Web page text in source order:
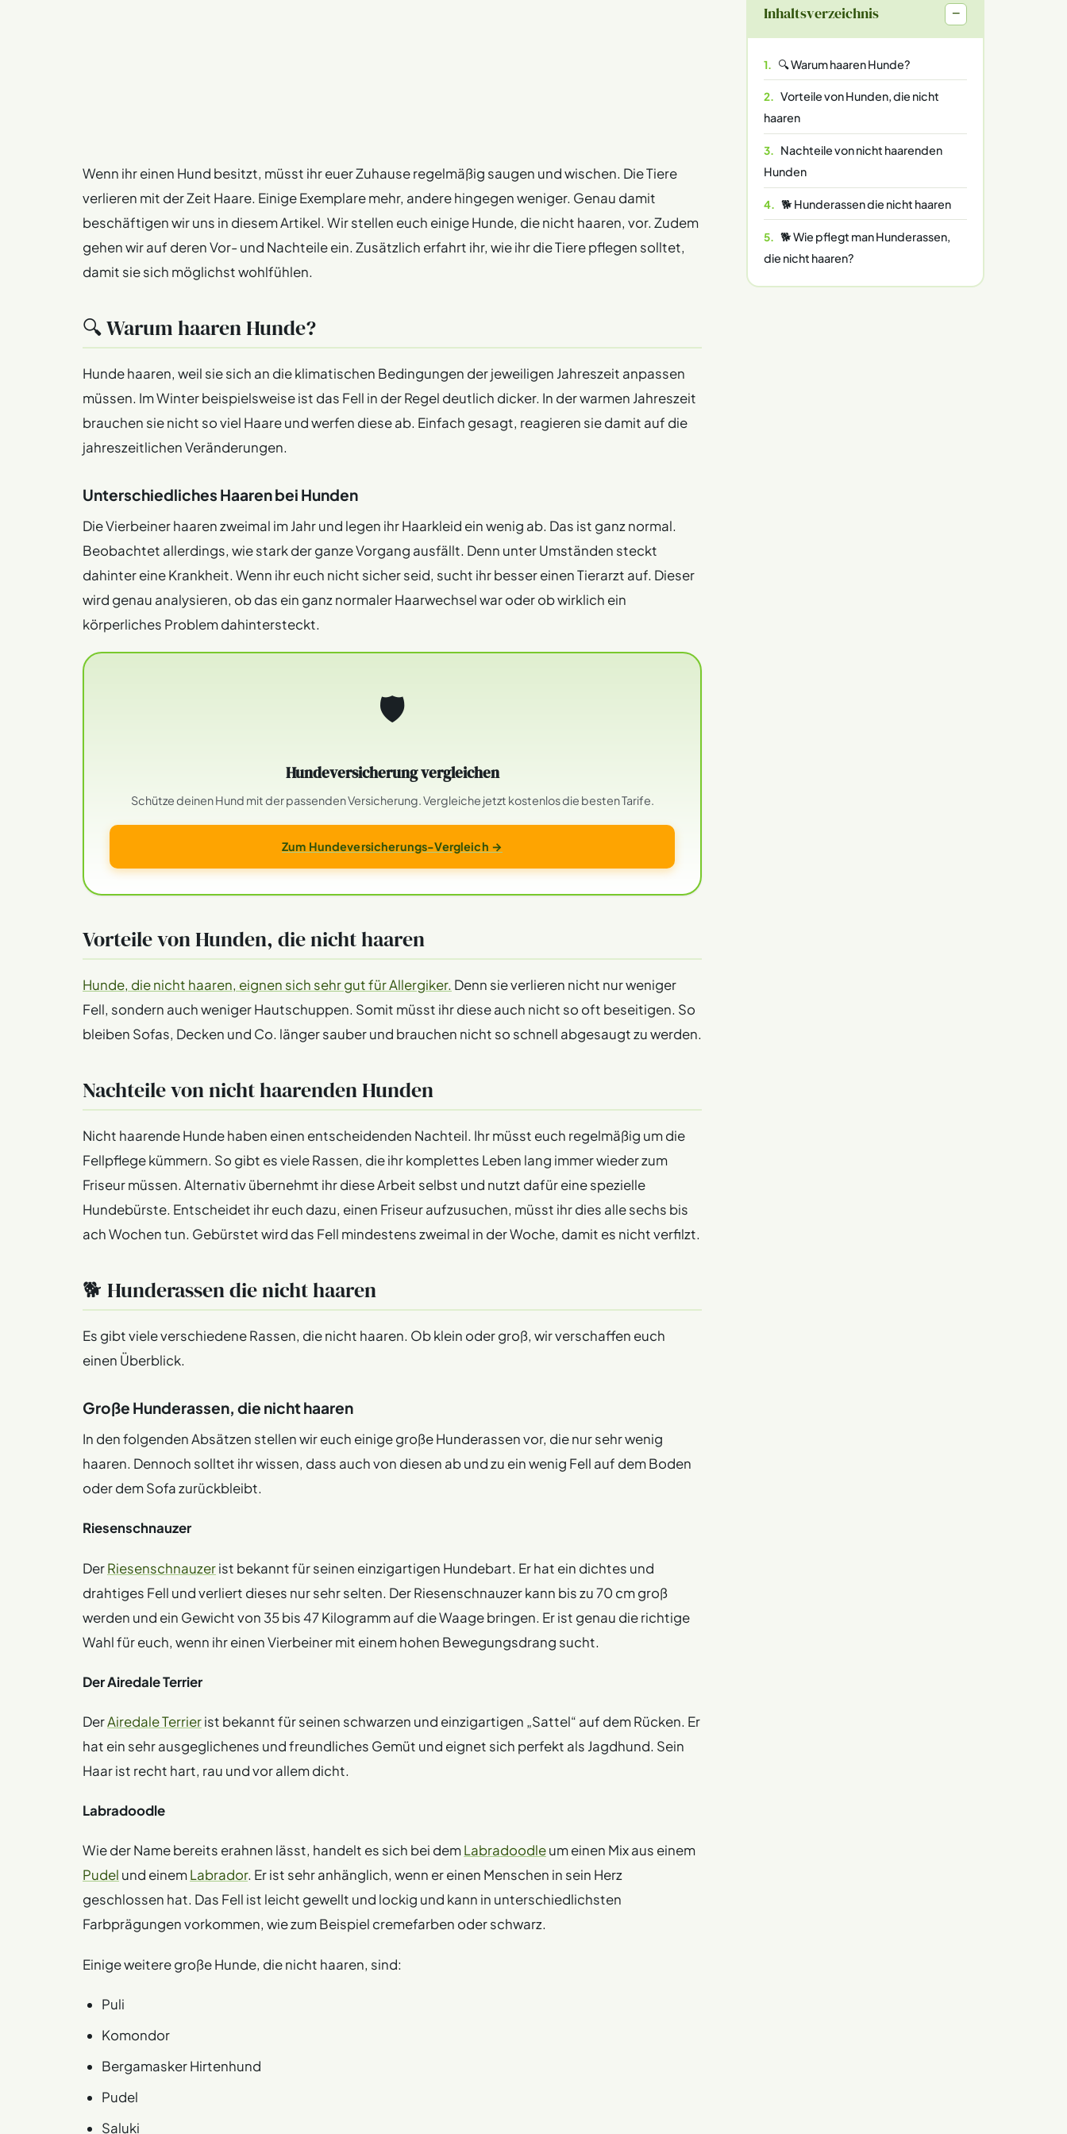
Wenn ihr einen Hund besitzt, müsst ihr euer Zuhause regelmäßig saugen und wischen. Die Tiere
verlieren mit der Zeit Haare. Einige Exemplare mehr, andere hingegen weniger. Genau damit
beschäftigen wir uns in diesem Artikel. Wir stellen euch einige Hunde, die nicht haaren, vor. Zudem
gehen wir auf deren Vor- und Nachteile ein. Zusätzlich erfahrt ihr, wie ihr die Tiere pflegen solltet,
damit sie sich möglichst wohlfühlen.
🔍 Warum haaren Hunde?
Hunde haaren, weil sie sich an die klimatischen Bedingungen der jeweiligen Jahreszeit anpassen
müssen. Im Winter beispielsweise ist das Fell in der Regel deutlich dicker. In der warmen Jahreszeit
brauchen sie nicht so viel Haare und werfen diese ab. Einfach gesagt, reagieren sie damit auf die
jahreszeitlichen Veränderungen.
Unterschiedliches Haaren bei Hunden
Die Vierbeiner haaren zweimal im Jahr und legen ihr Haarkleid ein wenig ab. Das ist ganz normal.
Beobachtet allerdings, wie stark der ganze Vorgang ausfällt. Denn unter Umständen steckt
dahinter eine Krankheit. Wenn ihr euch nicht sicher seid, sucht ihr besser einen Tierarzt auf. Dieser
wird genau analysieren, ob das ein ganz normaler Haarwechsel war oder ob wirklich ein
körperliches Problem dahintersteckt.
🛡
Hundeversicherung vergleichen
Schütze deinen Hund mit der passenden Versicherung. Vergleiche jetzt kostenlos die besten Tarife.
Zum Hundeversicherungs-Vergleich →
Vorteile von Hunden, die nicht haaren
Hunde, die nicht haaren, eignen sich sehr gut für Allergiker. Denn sie verlieren nicht nur weniger
Fell, sondern auch weniger Hautschuppen. Somit müsst ihr diese auch nicht so oft beseitigen. So
bleiben Sofas, Decken und Co. länger sauber und brauchen nicht so schnell abgesaugt zu werden.
Nachteile von nicht haarenden Hunden
Nicht haarende Hunde haben einen entscheidenden Nachteil. Ihr müsst euch regelmäßig um die
Fellpflege kümmern. So gibt es viele Rassen, die ihr komplettes Leben lang immer wieder zum
Friseur müssen. Alternativ übernehmt ihr diese Arbeit selbst und nutzt dafür eine spezielle
Hundebürste. Entscheidet ihr euch dazu, einen Friseur aufzusuchen, müsst ihr dies alle sechs bis
ach Wochen tun. Gebürstet wird das Fell mindestens zweimal in der Woche, damit es nicht verfilzt.
🐕 Hunderassen die nicht haaren
Es gibt viele verschiedene Rassen, die nicht haaren. Ob klein oder groß, wir verschaffen euch
einen Überblick.
Große Hunderassen, die nicht haaren
In den folgenden Absätzen stellen wir euch einige große Hunderassen vor, die nur sehr wenig
haaren. Dennoch solltet ihr wissen, dass auch von diesen ab und zu ein wenig Fell auf dem Boden
oder dem Sofa zurückbleibt.
Riesenschnauzer
DerRiesenschnauzerist bekannt für seinen einzigartigen Hundebart. Er hat ein dichtes und
drahtiges Fell und verliert dieses nur sehr selten. Der Riesenschnauzer kann bis zu 70 cm groß
werden und ein Gewicht von 35 bis 47 Kilogramm auf die Waage bringen. Er ist genau die richtige
Wahl für euch, wenn ihr einen Vierbeiner mit einem hohen Bewegungsdrang sucht.
Der Airedale Terrier
DerAiredale Terrierist bekannt für seinen schwarzen und einzigartigen „Sattel“ auf dem Rücken. Er
hat ein sehr ausgeglichenes und freundliches Gemüt und eignet sich perfekt als Jagdhund. Sein
Haar ist recht hart, rau und vor allem dicht.
Labradoodle
Wie der Name bereits erahnen lässt, handelt es sich bei demLabradoodleum einen Mix aus einem
Pudel und einemLabrador. Er ist sehr anhänglich, wenn er einen Menschen in sein Herz
geschlossen hat. Das Fell ist leicht gewellt und lockig und kann in unterschiedlichsten
Farbprägungen vorkommen, wie zum Beispiel cremefarben oder schwarz.
Einige weitere große Hunde, die nicht haaren, sind:
Puli
Komondor
Bergamasker Hirtenhund
Pudel
Saluki
Inhaltsverzeichnis −
🔍 Warum haaren Hunde?
Vorteile von Hunden, die nicht
haaren
Nachteile von nicht haarenden
Hunden
🐕 Hunderassen die nicht haaren
🐕 Wie pflegt man Hunderassen,
die nicht haaren?